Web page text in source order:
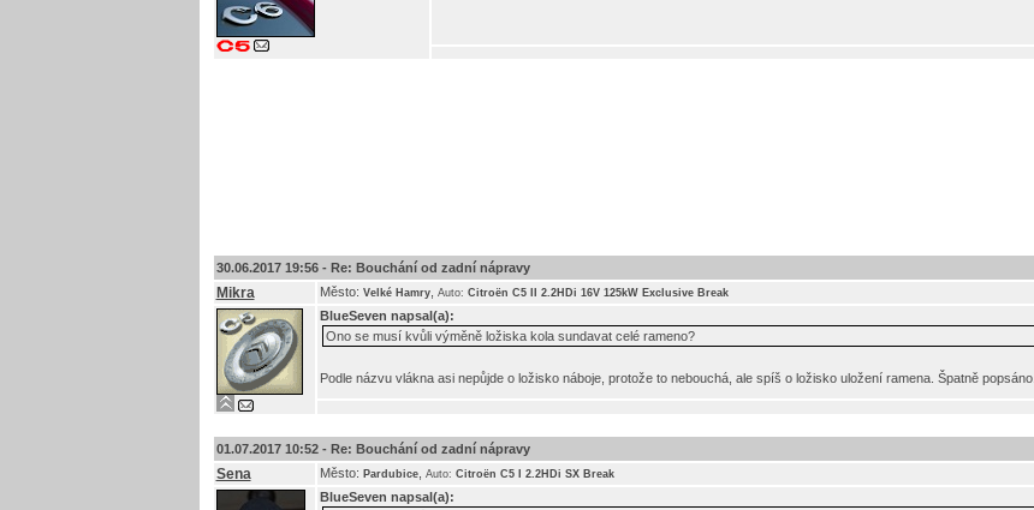
30.06.2017 19:56 - Re: Bouchání od zadní nápravy
Mikra Město: Velké Hamry, Auto: Citroën C5 II 2.2HDi 16V 125kW Exclusive Break
BlueSeven napsal(a):
Ono se musí kvůli výměně ložiska kola sundavat celé rameno?
Podle názvu vlákna asi nepůjde o ložisko náboje, protože to nebouchá, ale spíš o ložisko uložení ramena. Špatně popsáno.
01.07.2017 10:52 - Re: Bouchání od zadní nápravy
Sena Město: Pardubice, Auto: Citroën C5 I 2.2HDi SX Break
BlueSeven napsal(a):